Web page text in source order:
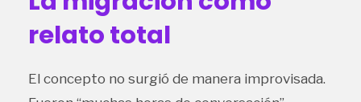
relato total
El concepto no surgió de manera improvisada.